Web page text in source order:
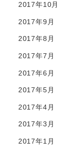
2017年10月
2017年9月
2017年8月
2017年7月
2017年6月
2017年5月
2017年4月
2017年3月
2017年1月